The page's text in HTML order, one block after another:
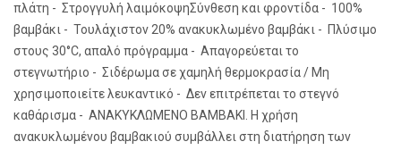
πλάτη - Στρογγυλή λαιμόκοψηΣύνθεση και φροντίδα - 100%
βαμβάκι - Τουλάχιστον 20% ανακυκλωμένο βαμβάκι - Πλύσιμο
στους 30°C, απαλό πρόγραμμα - Απαγορεύεται το
στεγνωτήριο - Σιδέρωμα σε χαμηλή θερμοκρασία / Μη
χρησιμοποιείτε λευκαντικό - Δεν επιτρέπεται το στεγνό
καθάρισμα - ΑΝΑΚΥΚΛΩΜΕΝΟ ΒΑΜΒΑΚΙ. Η χρήση
ανακυκλωμένου βαμβακιού συμβάλλει στη διατήρηση των